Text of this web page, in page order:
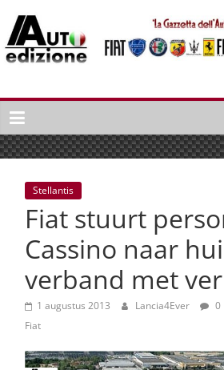
naar
inhoud
Auto
Edizione
La
Gazetta
dell'Automobile
Italiana
Italiaans
autonieuws
lifestyle
Stellantis
Fiat stuurt
Cassino naar
verband met
1 augustus 2013 Lancia4Ever 0
Fiat